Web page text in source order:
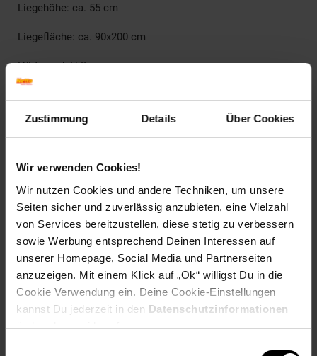
Zustimmung Details Über Cookies
Wir verwenden Cookies!
Wir nutzen Cookies und andere Techniken, um unsere
Seiten sicher und zuverlässig anzubieten, eine Vielzahl
von Services bereitzustellen, diese stetig zu verbessern
sowie Werbung entsprechend Deinen Interessen auf
unserer Homepage, Social Media und Partnerseiten
anzuzeigen. Mit einem Klick auf „Ok“ willigst Du in die
Cookie Verwendung ein. Deine Cookie-Einstellungen
kannst Du jederzeit in den Datenschutzinformationen
ändern bzw. widerrufen.
Liegehöhe: ca. 55 cm
Liegefläche: ca. 90x200 cm
Härtegrad: H 3
Max. Belastung: ca. 90 kg
Rückseite bezogen: nein
Polsterung: Bonell-Federkernmatratzen
Gewicht: ca. 80 kg
Gestell: massive Holzleisten + Spanplatte